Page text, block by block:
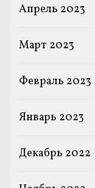
Апрель 2023
Март 2023
Февраль 2023
Январь 2023
Декабрь 2022